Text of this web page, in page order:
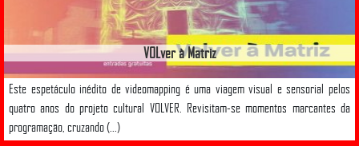
VOLver à Matriz
Este espetáculo inédito de videomapping é uma viagem visual e sensorial pelos
quatro anos do projeto cultural VOLVER. Revisitam-se momentos marcantes da
programação, cruzando (...)